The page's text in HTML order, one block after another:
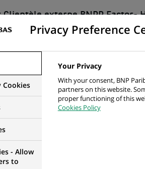
Clientèle externe BNPP Factor-
Officer H/F
Officer H/F
Privacy Preference
Cookies
- Allow
to
Your Privacy
With your consent, BNP
partners on this website.
proper functioning of this
Cookies Policy